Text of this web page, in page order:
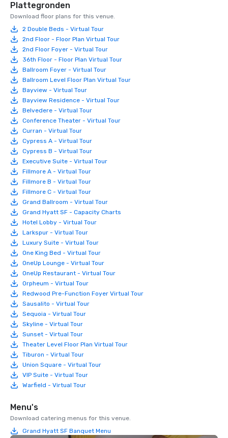
Plattegronden
Download floor plans for this venue.
2 Double Beds - Virtual Tour
2nd Floor - Floor Plan Virtual Tour
2nd Floor Foyer - Virtual Tour
36th Floor - Floor Plan Virtual Tour
Ballroom Foyer - Virtual Tour
Ballroom Level Floor Plan Virtual Tour
Bayview - Virtual Tour
Bayview Residence - Virtual Tour
Belvedere - Virtual Tour
Conference Theater - Virtual Tour
Curran - Virtual Tour
Cypress A - Virtual Tour
Cypress B - Virtual Tour
Executive Suite - Virtual Tour
Fillmore A - Virtual Tour
Fillmore B - Virtual Tour
Fillmore C - Virtual Tour
Grand Ballroom - Virtual Tour
Grand Hyatt SF - Capacity Charts
Hotel Lobby - Virtual Tour
Larkspur - Virtual Tour
Luxury Suite - Virtual Tour
One King Bed - Virtual Tour
OneUp Lounge - Virtual Tour
OneUp Restaurant - Virtual Tour
Orpheum - Virtual Tour
Redwood Pre-Function Foyer Virtual Tour
Sausalito - Virtual Tour
Sequoia - Virtual Tour
Skyline - Virtual Tour
Sunset - Virtual Tour
Theater Level Floor Plan Virtual Tour
Tiburon - Virtual Tour
Union Square - Virtual Tour
VIP Suite - Virtual Tour
Warfield - Virtual Tour
Menu's
Download catering menus for this venue.
Grand Hyatt SF Banquet Menu